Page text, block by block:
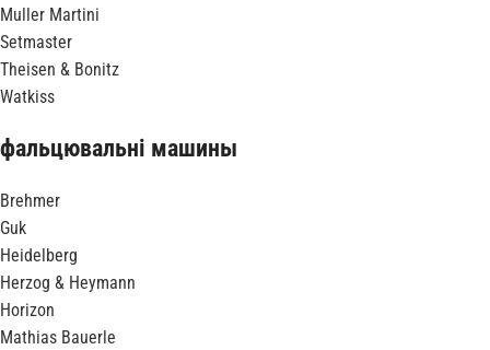
Muller Martini
Setmaster
Theisen & Bonitz
Watkiss
фальцювальні машины
Brehmer
Guk
Heidelberg
Herzog & Heymann
Horizon
Mathias Bauerle